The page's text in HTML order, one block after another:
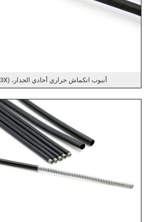
أنبوب انكماش حراري أحادي الجدار، RSFR-135G(3X)